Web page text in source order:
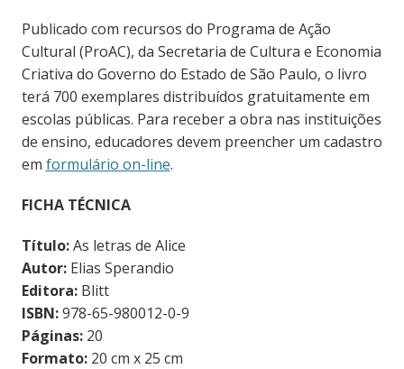
Publicado com recursos do Programa de Ação
Cultural (ProAC), da Secretaria de Cultura e Economia
Criativa do Governo do Estado de São Paulo, o livro
terá 700 exemplares distribuídos gratuitamente em
escolas públicas. Para receber a obra nas instituições
de ensino, educadores devem preencher um cadastro
em formulário on-line.
FICHA TÉCNICA
Título:As letras de Alice
Autor:Elias Sperandio
Editora:Blitt
ISBN:978-65-980012-0-9
Páginas: 20
Formato: 20 cm x 25 cm